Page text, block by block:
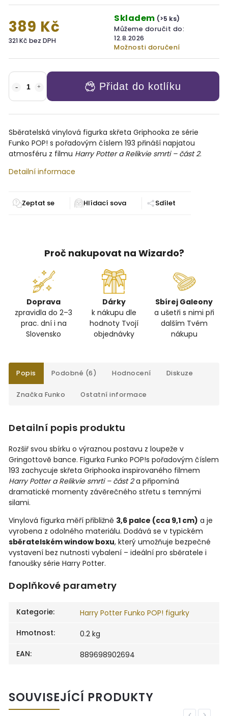
389 Kč
321 Kč bez DPH
Skladem (>5 ks)
Můžeme doručit do:
12.8.2026
Možnosti doručení
Přidat do kotlíku
Sběratelská vinylová figurka skřeta Griphooka ze série
Funko POP! s pořadovým číslem 193 přináší napjatou
atmosféru z filmu Harry Potter a Relikvie smrti – část 2.
Detailní informace
Zeptat se Sdílet
Proč nakupovat na Wizardo?
Doprava
zpravidla do 2–3
prac. dní i na
Slovensko
Dárky
k nákupu dle
hodnoty Tvojí
objednávky
Sbírej Galeony
a ušetři s nimi při
dalším Tvém
nákupu
Popis Podobné (6) Hodnocení Diskuze
Značka Funko Ostatní informace
Detailní popis produktu
Rozšiř svou sbírku o výraznou postavu z loupeže v
Gringottově bance. Figurka Funko POP!s pořadovým číslem
193 zachycuje skřeta Griphooka inspirovaného filmem
Harry Potter a Relikvie smrti – část 2a připomíná
dramatické momenty závěrečného střetu s temnými
silami.
Vinylová figurka měří přibližně 3,6 palce (cca 9,1 cm) a je
vyrobena z odolného materiálu. Dodává se v typickém
sběratelském window boxu, který umožňuje bezpečné
vystavení bez nutnosti vybalení – ideální pro sběratele i
fanoušky série Harry Potter.
Doplňkové parametry
Kategorie:
Harry Potter Funko POP! figurky
Hmotnost:
0.2 kg
EAN: 889698902694
SOUVISEJÍCÍ PRODUKTY